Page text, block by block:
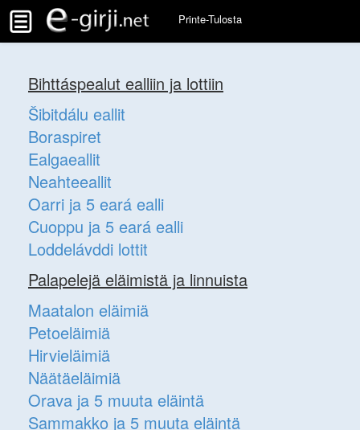
Printe-Tulosta
Bihttáspealut ealliin ja lottiin
Šibitdálu eallit
Boraspiret
Ealgaeallit
Neahteeallit
Oarri ja 5 eará ealli
Cuoppu ja 5 eará ealli
Loddelávddi lottit
Palapelejä eläimistä ja linnuista
Maatalon eläimiä
Petoeläimiä
Hirvieläimiä
Näätäeläimiä
Orava ja 5 muuta eläintä
Sammakko ja 5 muuta eläintä